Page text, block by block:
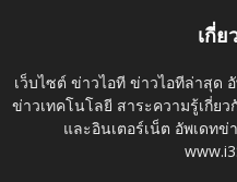
เกี่ย
เว็บไซต์ ข่าวไอที ข่าวไอทีล่าสุด
ข่าวเทคโนโลยี สาระความรู้เกี่ย
และอินเตอร์เน็ต อัพเดท